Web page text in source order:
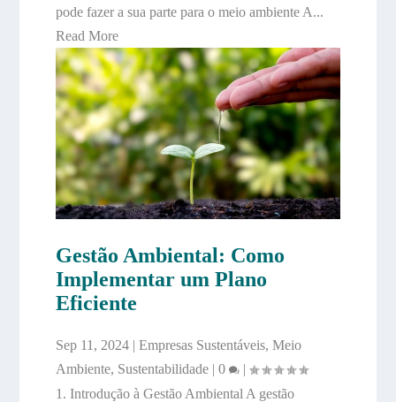
pode fazer a sua parte para o meio ambiente A...
Read More
Gestão Ambiental: Como
Implementar um Plano
Eficiente
Sep 11, 2024| Empresas Sustentáveis, Meio
Ambiente, Sustentabilidade| 0
|
1. Introdução à Gestão Ambiental A gestão